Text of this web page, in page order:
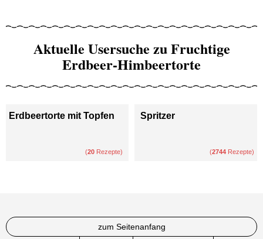
Aktuelle Usersuche zu Fruchtige
Erdbeer-Himbeertorte
Erdbeertorte mit Topfen
(20 Rezepte)
Spritzer
(2744 Rezepte)
zum Seitenanfang